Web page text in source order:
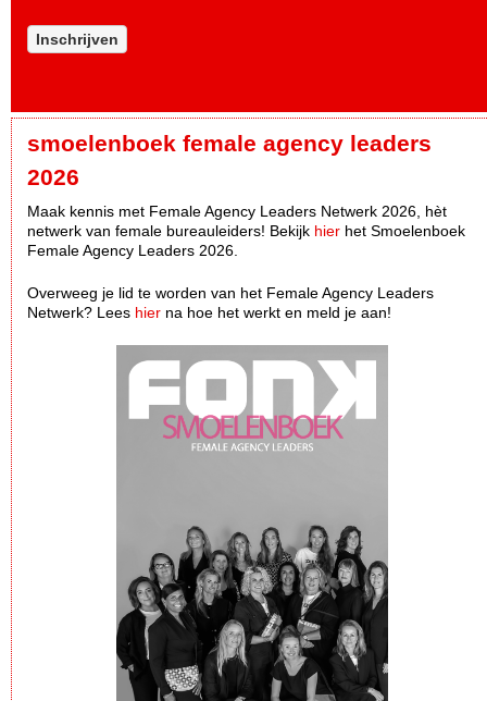
Inschrijven
smoelenboek female agency leaders
2026
Maak kennis met Female Agency Leaders Netwerk 2026, hèt
netwerk van female bureauleiders! Bekijk hier het Smoelenboek
Female Agency Leaders 2026.
Overweeg je lid te worden van het Female Agency Leaders
Netwerk? Lees hier na hoe het werkt en meld je aan!